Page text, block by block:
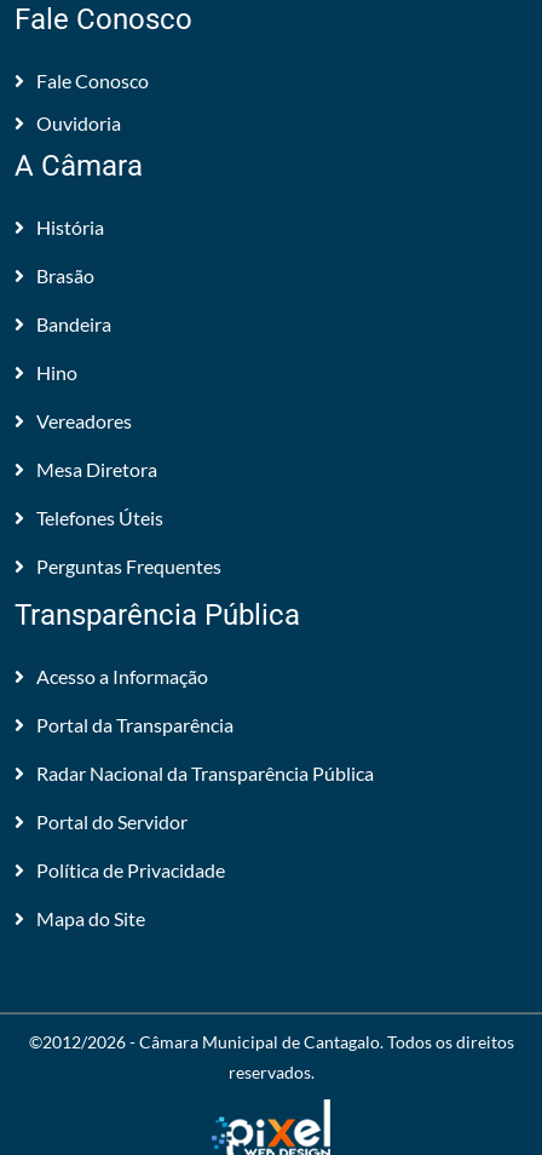
Fale Conosco
Fale Conosco
Ouvidoria
A Câmara
História
Brasão
Bandeira
Hino
Vereadores
Mesa Diretora
Telefones Úteis
Perguntas Frequentes
Transparência Pública
Acesso a Informação
Portal da Transparência
Radar Nacional da Transparência Pública
Portal do Servidor
Política de Privacidade
Mapa do Site
©2012/2026 -Câmara Municipal de Cantagalo. Todos os direitos
reservados.